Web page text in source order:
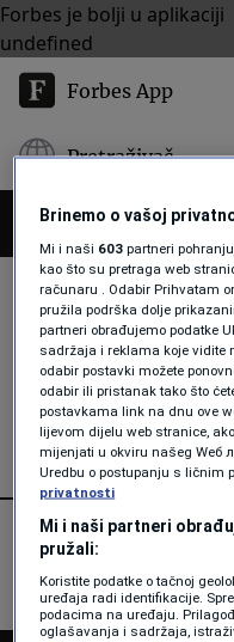
Forbes je bolji u aplikaciji
undefined
Forbes App
Pretraživač
TIKTOKU
Brinemo o vašoj
Mi i naši 603 partneri
kao što su pretraga web
računaru . Odabir Prihvatam
pružila podrška dolje
partneri obrađujemo podatke
sadržaja i reklama koje vidite
odabir postavki možete
odabir ili pristanak tako što
postavkama link na dnu ove
lijevom dijelu web stranice,
mijenjati u okviru našeg Wеб
Uredbu o postupanju s ličnim
privatnosti
Mi i naši partneri
pružali:
Koristite podatke o tačnoj
uređaja radi identifikacije.
podacima na uređaju.
oglašavanja i sadržaja,